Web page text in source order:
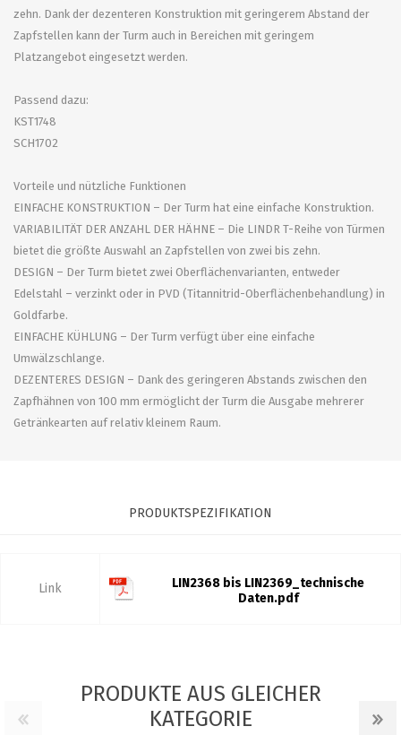
zehn. Dank der dezenteren Konstruktion mit geringerem Abstand der
Zapfstellen kann der Turm auch in Bereichen mit geringem
Platzangebot eingesetzt werden.
Passend dazu:
KST1748
SCH1702
Vorteile und nützliche Funktionen
EINFACHE KONSTRUKTION – Der Turm hat eine einfache Konstruktion.
VARIABILITÄT DER ANZAHL DER HÄHNE – Die LINDR T-Reihe von Türmen
bietet die größte Auswahl an Zapfstellen von zwei bis zehn.
DESIGN – Der Turm bietet zwei Oberflächenvarianten, entweder
Edelstahl – verzinkt oder in PVD (Titannitrid-Oberflächenbehandlung) in
Goldfarbe.
EINFACHE KÜHLUNG – Der Turm verfügt über eine einfache
Umwälzschlange.
DEZENTERES DESIGN – Dank des geringeren Abstands zwischen den
Zapfhähnen von 100 mm ermöglicht der Turm die Ausgabe mehrerer
Getränkearten auf relativ kleinem Raum.
PRODUKTSPEZIFIKATION
Link
LIN2368 bis LIN2369_technische
Daten.pdf
PRODUKTE AUS GLEICHER
KATEGORIE